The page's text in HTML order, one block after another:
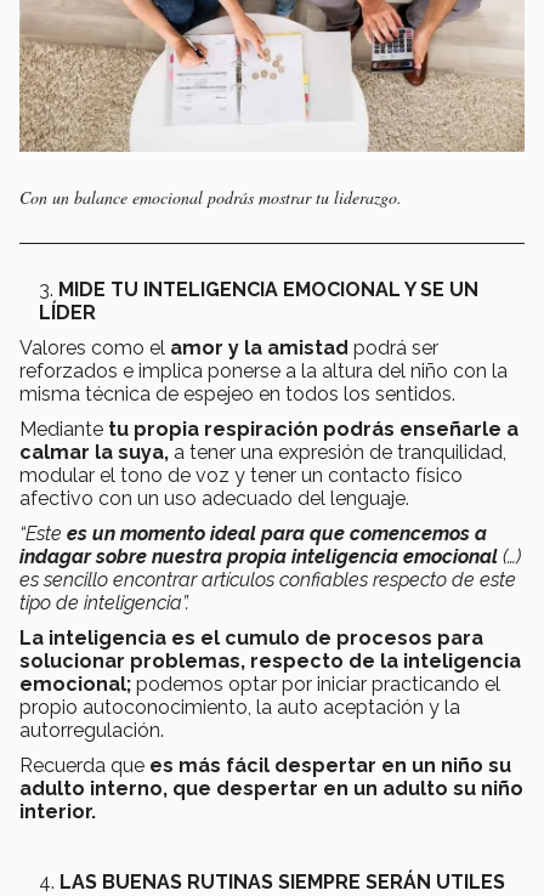
Con un balance emocional podrás mostrar tu liderazgo.
MIDE TU INTELIGENCIA EMOCIONAL Y SE UN
LÍDER
Valores como el amor y la amistad podrá ser
reforzados e implica ponerse a la altura del niño con la
misma técnica de espejeo en todos los sentidos.
Mediante tu propia respiración podrás enseñarle a
calmar la suya, a tener una expresión de tranquilidad,
modular el tono de voz y tener un contacto físico
afectivo con un uso adecuado del lenguaje.
“Este es un momento ideal para que comencemos a
indagar sobre nuestra propia inteligencia emocional (…)
es sencillo encontrar artículos confiables respecto de este
tipo de inteligencia”.
La inteligencia es el cumulo de procesos para
solucionar problemas, respecto de la inteligencia
emocional; podemos optar por iniciar practicando el
propio autoconocimiento, la auto aceptación y la
autorregulación.
Recuerda que es más fácil despertar en un niño su
adulto interno, que despertar en un adulto su niño
interior.
LAS BUENAS RUTINAS SIEMPRE SERÁN UTILES